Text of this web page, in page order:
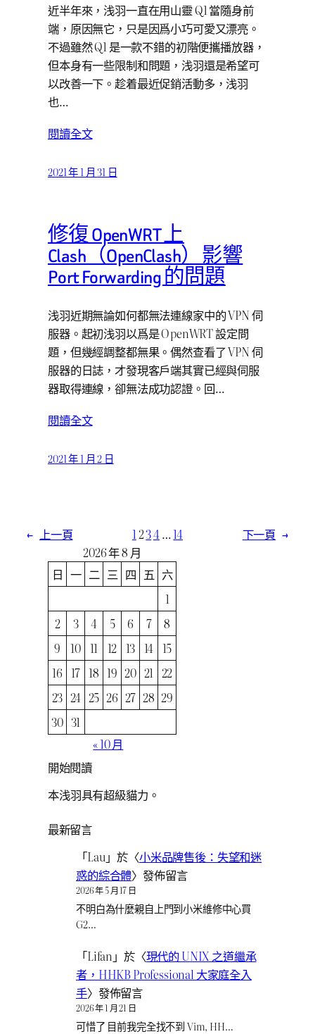
近半年來，浅羽一直在用山靈 Q1 當隨身前
端，原因無它，只是因爲小巧可愛又漂亮。
不過雖然 Q1 是一款不錯的初階便攜播放器，
但本身有一些限制和問題，浅羽還是希望可
以改善一下。趁着最近促銷活動多，浅羽
也…
閱讀全文
2021 年 1 月 31 日
修復 OpenWRT 上
Clash（OpenClash）影響
Port Forwarding 的問題
浅羽近期無論如何都無法連線家中的 VPN 伺
服器。起初浅羽以爲是 OpenWRT 設定問
題，但幾經調整都無果。偶然查看了 VPN 伺
服器的日誌，才發現客戶端其實已經與伺服
器取得連線，卻無法成功認證。回…
閱讀全文
2021 年 1 月 2 日
← 上一頁 1234…14 下一頁 →
2026 年 8 月
日 一 二 三 四 五 六
1
2
3 4 5 6 7
8
9
10 11 12 13 14 15
16 17 18 19 20 21 22
23 24 25 26 27 28 29
30 31
« 10 月
開始閱讀
本浅羽具有超級貓力。
最新留言
「Lau」於〈小米品牌售後：失望和迷
惑的綜合體〉發佈留言
2026 年 5 月 17 日
不明白為什麼親自上門到小米維修中心買
G2…
「Lifan 」於〈現代的 UNIX 之道繼承
者，HHKB Professional 大家庭全入
手〉發佈留言
2026 年 1 月 21 日
可惜了 目前我完全找不到 Vim, HH…